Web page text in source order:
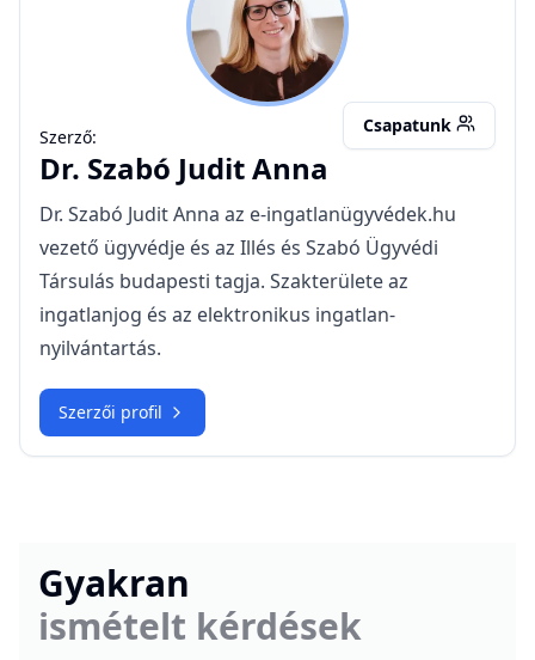
SJA
Szerző:
Csapatunk
Dr. Szabó Judit Anna
Dr. Szabó Judit Anna az e-ingatlanügyvédek.hu
vezető ügyvédje és az Illés és Szabó Ügyvédi
Társulás budapesti tagja. Szakterülete az
ingatlanjog és az elektronikus ingatlan-
nyilvántartás.
Szerzői profil
Gyakran
ismételt kérdések